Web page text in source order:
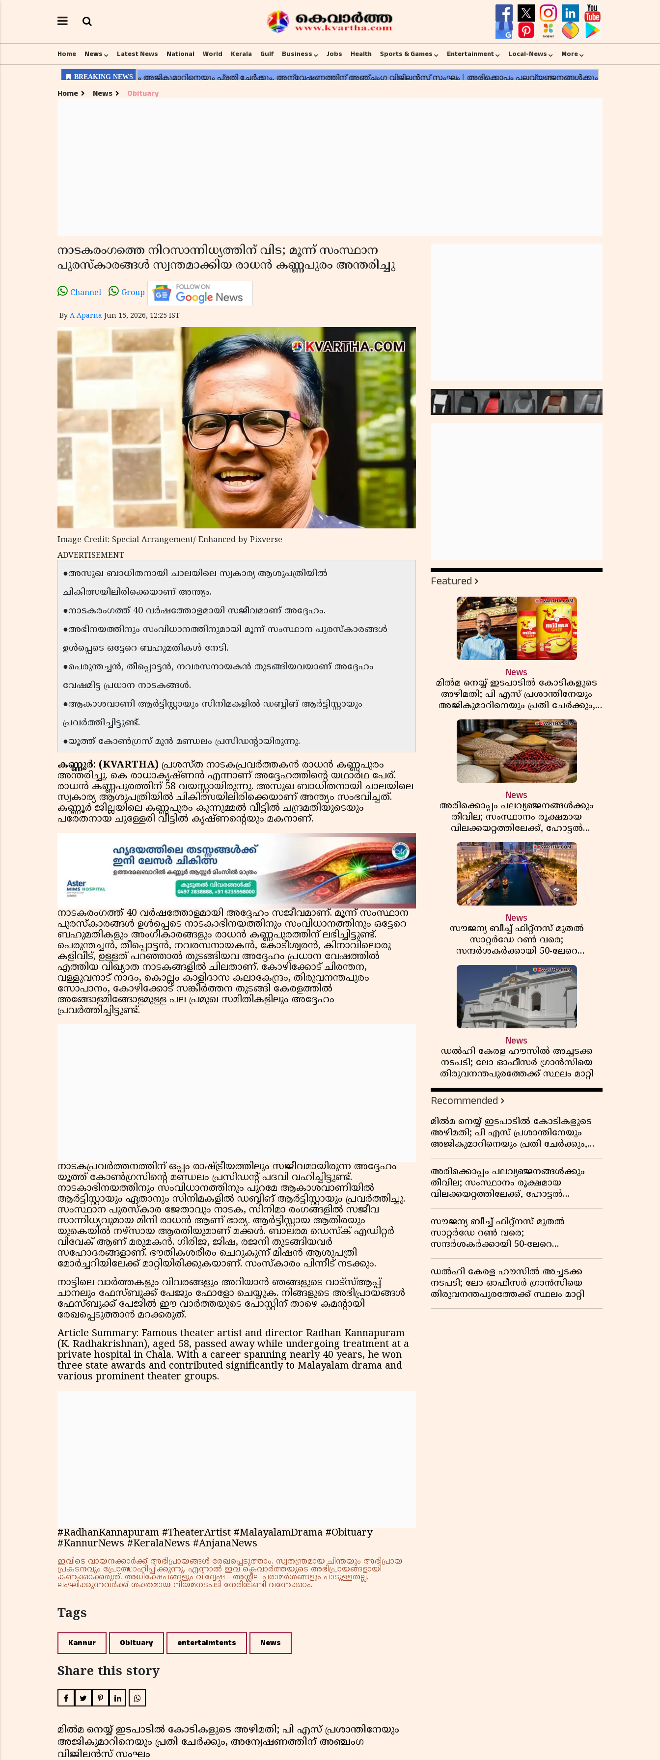
Home News Latest News National World Kerala Gulf Business Jobs Health Sports & Games Entertainment Local-News More
Home News Obituary
നാടകരംഗത്തെ നിറസാന്നിധ്യത്തിന് വിട; മൂന്ന് സംസ്ഥാന
പുരസ്കാരങ്ങൾ സ്വന്തമാക്കിയ രാധൻ കണ്ണപുരം അന്തരിച്ചു
Channel Group
By A Aparna Jun 15, 2026, 12:25 IST
Image Credit: Special Arrangement/ Enhanced by Pixverse
ADVERTISEMENT
●അസുഖ ബാധിതനായി ചാലയിലെ സ്വകാര്യ ആശുപത്രിയിൽ
ചികിത്സയിലിരിക്കെയാണ് അന്ത്യം.
●നാടകരംഗത്ത് 40 വർഷത്തോളമായി സജീവമാണ് അദ്ദേഹം.
●അഭിനയത്തിനും സംവിധാനത്തിനുമായി മൂന്ന് സംസ്ഥാന പുരസ്കാരങ്ങൾ
ഉൾപ്പെടെ ഒട്ടേറെ ബഹുമതികൾ നേടി.
●പെരുന്തച്ചൻ, തീപ്പൊട്ടൻ, നവരസനായകൻ തുടങ്ങിയവയാണ് അദ്ദേഹം
വേഷമിട്ട പ്രധാന നാടകങ്ങൾ.
●ആകാശവാണി ആർട്ടിസ്റ്റായും സിനിമകളിൽ ഡബ്ബിങ് ആർട്ടിസ്റ്റായും
പ്രവർത്തിച്ചിട്ടുണ്ട്.
●യൂത്ത് കോൺഗ്രസ് മുൻ മണ്ഡലം പ്രസിഡന്റായിരുന്നു.
കണ്ണൂർ: (KVARTHA) പ്രശസ്ത നാടകപ്രവർത്തകൻ രാധൻ കണ്ണപുരം
അന്തരിച്ചു. കെ രാധാകൃഷ്ണൻ എന്നാണ് അദ്ദേഹത്തിന്റെ യഥാർഥ പേര്.
രാധൻ കണ്ണപുരത്തിന് 58 വയസ്സായിരുന്നു. അസുഖ ബാധിതനായി ചാലയിലെ
സ്വകാര്യ ആശുപത്രിയിൽ ചികിത്സയിലിരിക്കെയാണ് അന്ത്യം സംഭവിച്ചത്.
കണ്ണൂർ ജില്ലയിലെ കണ്ണപുരം കുന്നുമ്മൽ വീട്ടിൽ ചന്ദ്രമതിയുടെയും
പരേതനായ ചുള്ളേരി വീട്ടിൽ കൃഷ്ണന്റെയും മകനാണ്.
നാടകരംഗത്ത് 40 വർഷത്തോളമായി അദ്ദേഹം സജീവമാണ്. മൂന്ന് സംസ്ഥാന
പുരസ്കാരങ്ങൾ ഉൾപ്പെടെ നാടകാഭിനയത്തിനും സംവിധാനത്തിനും ഒട്ടേറെ
ബഹുമതികളും അംഗീകാരങ്ങളും രാധൻ കണ്ണപുരത്തിന് ലഭിച്ചിട്ടുണ്ട്.
പെരുന്തച്ചൻ, തീപ്പൊട്ടൻ, നവരസനായകൻ, കോടീശ്വരൻ, കിനാവിലൊരു
കളിവീട്, ഉള്ളത് പറഞ്ഞാൽ തുടങ്ങിയവ അദ്ദേഹം പ്രധാന വേഷത്തിൽ
എത്തിയ വിഖ്യാത നാടകങ്ങളിൽ ചിലതാണ്. കോഴിക്കോട് ചിരന്തന,
വള്ളുവനാട് നാദം, കൊല്ലം കാളിദാസ കലാകേന്ദ്രം, തിരുവനന്തപുരം
സോപാനം, കോഴിക്കോട് സങ്കീർത്തന തുടങ്ങി കേരളത്തിൽ
അങ്ങോളമിങ്ങോളമുള്ള പല പ്രമുഖ സമിതികളിലും അദ്ദേഹം
പ്രവർത്തിച്ചിട്ടുണ്ട്.
നാടകപ്രവർത്തനത്തിന് ഒപ്പം രാഷ്ട്രീയത്തിലും സജീവമായിരുന്ന അദ്ദേഹം
യൂത്ത് കോൺഗ്രസിന്റെ മണ്ഡലം പ്രസിഡന്റ് പദവി വഹിച്ചിട്ടുണ്ട്.
നാടകാഭിനയത്തിനും സംവിധാനത്തിനും പുറമേ ആകാശവാണിയിൽ
ആർട്ടിസ്റ്റായും ഏതാനും സിനിമകളിൽ ഡബ്ബിങ് ആർട്ടിസ്റ്റായും പ്രവർത്തിച്ചു.
സംസ്ഥാന പുരസ്കാര ജേതാവും നാടക, സിനിമാ രംഗങ്ങളിൽ സജീവ
സാന്നിധ്യവുമായ മിനി രാധൻ ആണ് ഭാര്യ. ആർട്ടിസ്റ്റായ ആതിരയും
യുകെയിൽ നഴ്സായ ആരതിയുമാണ് മക്കൾ. ബാലരമ ഡെസ്ക് എഡിറ്റർ
വിവേക് ആണ് മരുമകൻ. ഗിരിജ, ജിഷ, രജനി തുടങ്ങിയവർ
സഹോദരങ്ങളാണ്. ഭൗതികശരീരം ചെറുകുന്ന് മിഷൻ ആശുപത്രി
മോർച്ചറിയിലേക്ക് മാറ്റിയിരിക്കുകയാണ്. സംസ്കാരം പിന്നീട് നടക്കും.
നാട്ടിലെ വാർത്തകളും വിവരങ്ങളും അറിയാൻ ഞങ്ങളുടെ വാട്സ്ആപ്പ്
ചാനലും ഫേസ്ബുക്ക് പേജും ഫോളോ ചെയ്യുക. നിങ്ങളുടെ അഭിപ്രായങ്ങൾ
ഫേസ്ബുക്ക് പേജിൽ ഈ വാർത്തയുടെ പോസ്റ്റിന് താഴെ കമന്റായി
രേഖപ്പെടുത്താൻ മറക്കരുത്.
Article Summary: Famous theater artist and director Radhan Kannapuram
(K. Radhakrishnan), aged 58, passed away while undergoing treatment at a
private hospital in Chala. With a career spanning nearly 40 years, he won
three state awards and contributed significantly to Malayalam drama and
various prominent theater groups.
#RadhanKannapuram #TheaterArtist #MalayalamDrama #Obituary
#KannurNews #KeralaNews #AnjanaNews
ഇവിടെ വായനക്കാർക്ക് അഭിപ്രായങ്ങൾ രേഖപ്പെടുത്താം. സ്വതന്ത്രമായ ചിന്തയും അഭിപ്രായ
പ്രകടനവും പ്രോത്സാഹിപ്പിക്കുന്നു. എന്നാൽ ഇവ കെവാർത്തയുടെ അഭിപ്രായങ്ങളായി
കണക്കാക്കരുത്. അധിക്ഷേപങ്ങളും വിദ്വേഷ - അശ്ലീല പരാമർശങ്ങളും പാടുള്ളതല്ല.
ലംഘിക്കുന്നവർക്ക് ശക്തമായ നിയമനടപടി നേരിടേണ്ടി വന്നേക്കാം.
Tags
Kannur Obituary entertaimtents News
Share this story
മിൽമ നെയ്യ് ഇടപാടിൽ കോടികളുടെ അഴിമതി; പി എസ് പ്രശാന്തിനേയും
അജികുമാറിനെയും പ്രതി ചേർക്കും, അന്വേഷണത്തിന് അഞ്ചംഗ
വിജിലൻസ് സംഘം
Featured
News
മിൽമ നെയ്യ് ഇടപാടിൽ കോടികളുടെ
അഴിമതി; പി എസ് പ്രശാന്തിനേയും
അജികുമാറിനെയും പ്രതി ചേർക്കും,
അന്വേഷണത്തിന് അഞ്ചംഗ
വിജിലൻസ് സംഘം
News
അരിക്കൊപ്പം പലവ്യഞ്ജനങ്ങൾക്കും
തീവില; സംസ്ഥാനം രൂക്ഷമായ
വിലക്കയറ്റത്തിലേക്ക്, ഹോട്ടൽ
ഊണിനും വില കൂടും
News
സൗജന്യ ബീച്ച് ഫിറ്റ്നസ് മുതൽ
സാറ്റർഡേ റൺ വരെ;
സന്ദർശകർക്കായി 50-ലേറെ
വേനൽക്കാല പരിപാടികളൊരുക്കി
ഷാർജ
News
ഡൽഹി കേരള ഹൗസിൽ അച്ചടക്ക
നടപടി; ലോ ഓഫീസർ ഗ്രാൻസിയെ
തിരുവനന്തപുരത്തേക്ക് സ്ഥലം മാറ്റി
Recommended
മിൽമ നെയ്യ് ഇടപാടിൽ കോടികളുടെ
അഴിമതി; പി എസ് പ്രശാന്തിനേയും
അജികുമാറിനെയും പ്രതി ചേർക്കും,
അന്വേഷണത്തിന് അഞ്ചംഗ
വിജിലൻസ് സംഘം
അരിക്കൊപ്പം പലവ്യഞ്ജനങ്ങൾക്കും
തീവില; സംസ്ഥാനം രൂക്ഷമായ
വിലക്കയറ്റത്തിലേക്ക്, ഹോട്ടൽ
ഊണിനും വില കൂടും
സൗജന്യ ബീച്ച് ഫിറ്റ്നസ് മുതൽ
സാറ്റർഡേ റൺ വരെ;
സന്ദർശകർക്കായി 50-ലേറെ
വേനൽക്കാല പരിപാടികളൊരുക്കി
ഷാർജ
ഡൽഹി കേരള ഹൗസിൽ അച്ചടക്ക
നടപടി; ലോ ഓഫീസർ ഗ്രാൻസിയെ
തിരുവനന്തപുരത്തേക്ക് സ്ഥലം മാറ്റി